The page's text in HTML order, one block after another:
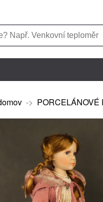
-> PORCELÁNOVÉ